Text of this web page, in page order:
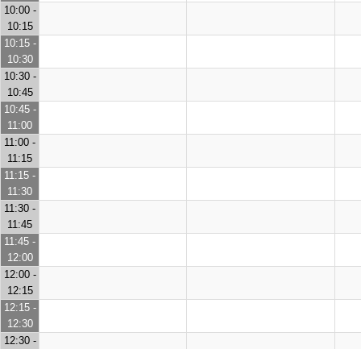
10:00 -
10:15
10:15 -
10:30
10:30 -
10:45
10:45 -
11:00
11:00 -
11:15
11:15 -
11:30
11:30 -
11:45
11:45 -
12:00
12:00 -
12:15
12:15 -
12:30
12:30 -